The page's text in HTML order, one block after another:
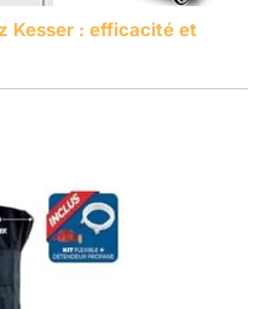
Kesser : efficacité et